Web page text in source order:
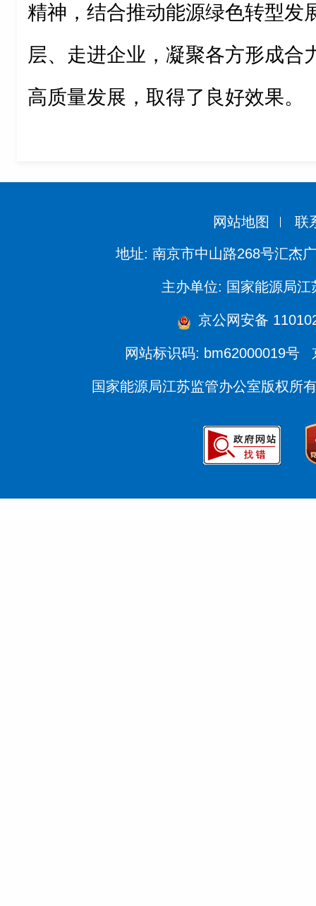
精神，结合推动能源绿色转型发
层、走进企业，凝聚各方形成合
高质量发展，取得了良好效果。
网站地图 联
地址: 南京市中山路268号汇杰
主办单位: 国家能源局江
京公网安备
网站标识码: bm62000019号
国家能源局江苏监管办公室版权所